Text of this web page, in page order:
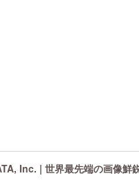
Inc. | 世界最先端の画像鮮